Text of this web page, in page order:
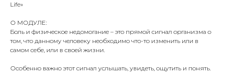
Life»
О МОДУЛЕ:
Боль и физическое недомогание – это прямой сигнал организма о
том, что данному человеку необходимо что-то изменить или в
самом себе, или в своей жизни.
Особенно важно этот сигнал услышать, увидеть, ощутить и понять.